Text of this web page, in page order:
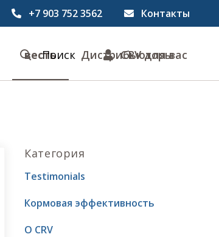
+7 903 752 3562 Контакты
весть Дистрибьюторы
Поиск CRV для вас
Категория
Testimonials
Кормовая эффективность
О CRV